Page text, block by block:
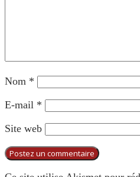
Nom *
E-mail *
Site web